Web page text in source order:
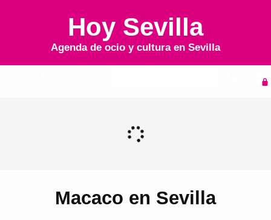
Hoy Sevilla
Agenda de ocio y cultura en Sevilla
Macaco en Sevilla